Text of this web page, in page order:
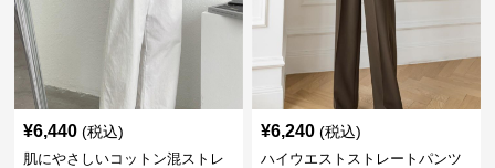
¥6,440 (税込)
肌にやさしいコットン混ストレ
¥6,240 (税込)
ハイウエストストレートパンツ